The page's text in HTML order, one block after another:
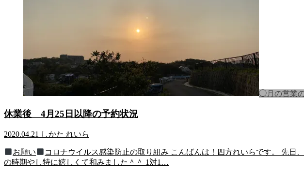
◯月の営業
休業後 4月25日以降の予約状況
2020.04.21 しかた れいら
お願い
コロナウイルス感染防止の取り組み こんばんは！四方れいらです。 先日
の時期やし特に嬉しくて和みました＾＾ 1対1…